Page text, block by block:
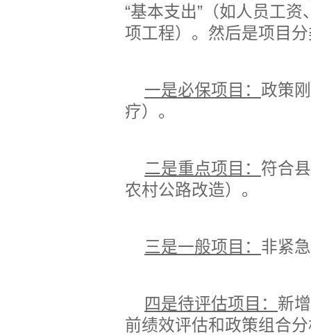
“基本支出”（如人员工
项工程）。然后是项目
一是必保项目： 政策
疗）。
二是重点项目： 符合
农村公路改造）。
三是一般项目： 非紧
四是待评估项目： 新
前绩效评估和政策组合